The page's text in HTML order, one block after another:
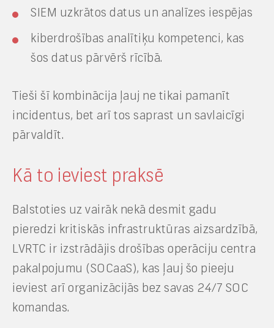
SIEM uzkrātos datus un analīzes iespējas
kiberdrošības analītiķu kompetenci, kas
šos datus pārvērš rīcībā.
Tieši šī kombinācija ļauj ne tikai pamanīt
incidentus, bet arī tos saprast un savlaicīgi
pārvaldīt.
Kā to ieviest praksē
Balstoties uz vairāk nekā desmit gadu
pieredzi kritiskās infrastruktūras aizsardzībā,
LVRTC ir izstrādājis drošības operāciju centra
pakalpojumu (SOCaaS), kas ļauj šo pieeju
ieviest arī organizācijās bez savas 24/7 SOC
komandas.